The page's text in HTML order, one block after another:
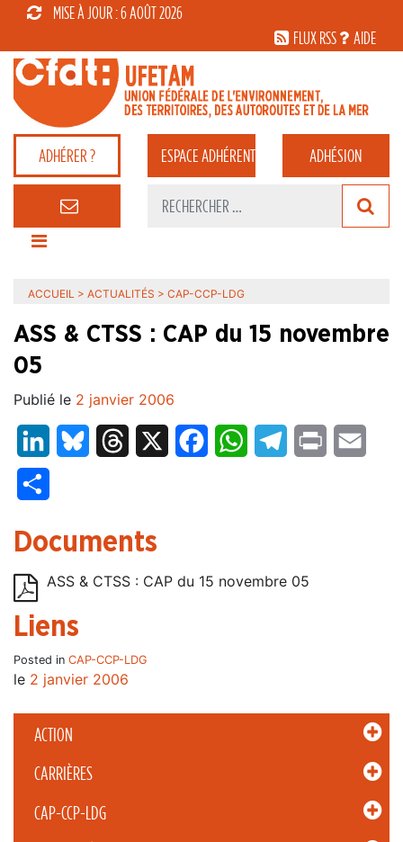
MISE À JOUR : 6 AOÛT 2026
FLUX RSS
AIDE
ADHÉRER ? ESPACEADHÉRENT ADHÉSION
ACTION
CARRIÈRES
CAP-CCP-LDG
ACCUEIL > ACTUALITÉS > CAP-CCP-LDG
ASS & CTSS : CAP du 15 novembre
05
Publié le 2 janvier 2006
LinkedInBluesky Threads FacebookWhatsAppTelegram
Print
Documents
ASS & CTSS : CAP du 15 novembre 05
Liens
Posted in CAP-CCP-LDG
le 2 janvier 2006